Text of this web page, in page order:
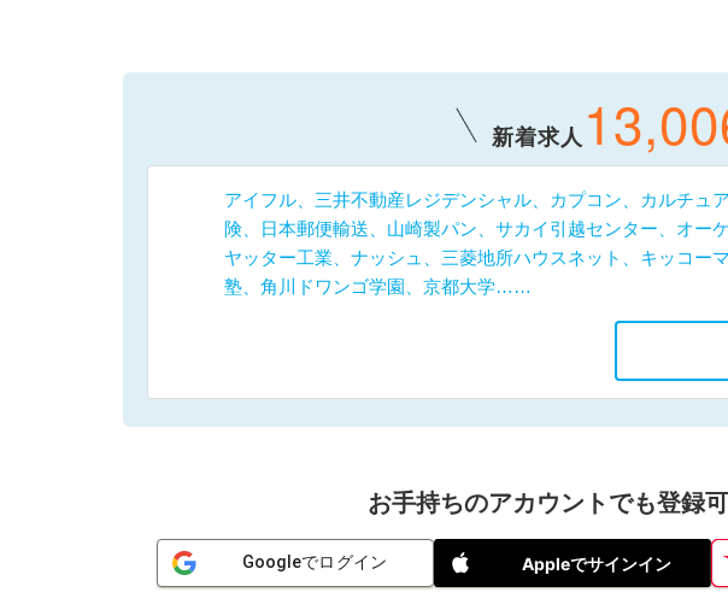
新着求人
アイフル、三井不動産レジデンシャル、カプコン、カルチュ
険、日本郵便輸送、山崎製パン、サカイ引越センター、オー
ヤッター工業、ナッシュ、三菱地所ハウスネット、キッコー
塾、角川ドワンゴ学園、京都大学……
お手持ちのアカウントでも登録可
Googleでログイン Appleでサインイン